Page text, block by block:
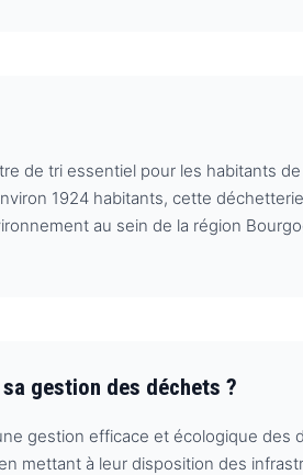
de tri essentiel pour les habitants
1924 habitants, cette
au sein de la région
gestion des déchets ?
gestion efficace et écologique des
mettant à leur disposition des